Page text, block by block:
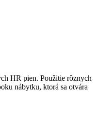
HR pien. Použitie rôznych
nábytku, ktorá sa otvára